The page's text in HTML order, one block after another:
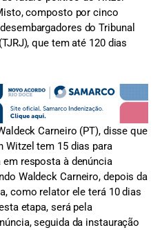
composto por cinco
do Tribunal
que tem até 120 dias
Carneiro (PT), disse que
Witzel tem 15 dias para
resposta à denúncia
Waldeck Carneiro, depois da
como relator ele terá 10 dias
etapa, será pela
seguida da instauração